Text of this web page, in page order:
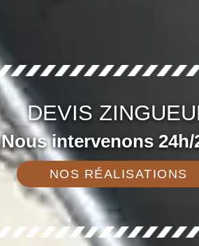
DEVIS
Nous intervenons
NOS RÉALISATIONS